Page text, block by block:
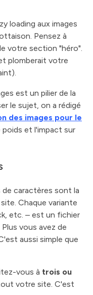
loading aux images
Pensez à
votre section "héro".
plomberait votre
est un pilier de la
le sujet, on a rédigé
des images pour le
poids et l'impact sur
de caractères sont la
Chaque variante
etc. – est un fichier
vous avez de
aussi simple que
vous à trois ou
votre site. C'est